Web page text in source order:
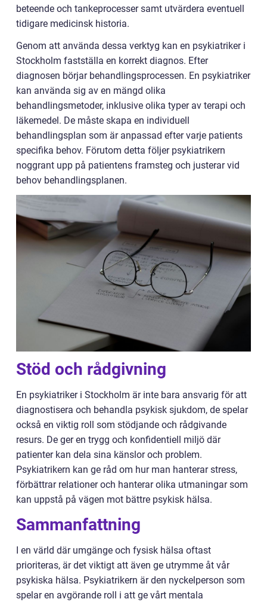
beteende och tankeprocesser samt utvärdera eventuell
tidigare medicinsk historia.
Genom att använda dessa verktyg kan en psykiatriker i
Stockholm fastställa en korrekt diagnos. Efter
diagnosen börjar behandlingsprocessen. En psykiatriker
kan använda sig av en mängd olika
behandlingsmetoder, inklusive olika typer av terapi och
läkemedel. De måste skapa en individuell
behandlingsplan som är anpassad efter varje patients
specifika behov. Förutom detta följer psykiatrikern
noggrant upp på patientens framsteg och justerar vid
behov behandlingsplanen.
Stöd och rådgivning
En psykiatriker i Stockholm är inte bara ansvarig för att
diagnostisera och behandla psykisk sjukdom, de spelar
också en viktig roll som stödjande och rådgivande
resurs. De ger en trygg och konfidentiell miljö där
patienter kan dela sina känslor och problem.
Psykiatrikern kan ge råd om hur man hanterar stress,
förbättrar relationer och hanterar olika utmaningar som
kan uppstå på vägen mot bättre psykisk hälsa.
Sammanfattning
I en värld där umgänge och fysisk hälsa oftast
prioriteras, är det viktigt att även ge utrymme åt vår
psykiska hälsa. Psykiatrikern är den nyckelperson som
spelar en avgörande roll i att ge vårt mentala